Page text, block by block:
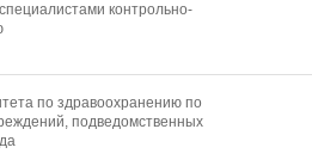
контрольно-
по здравоохранению по
подведомственных